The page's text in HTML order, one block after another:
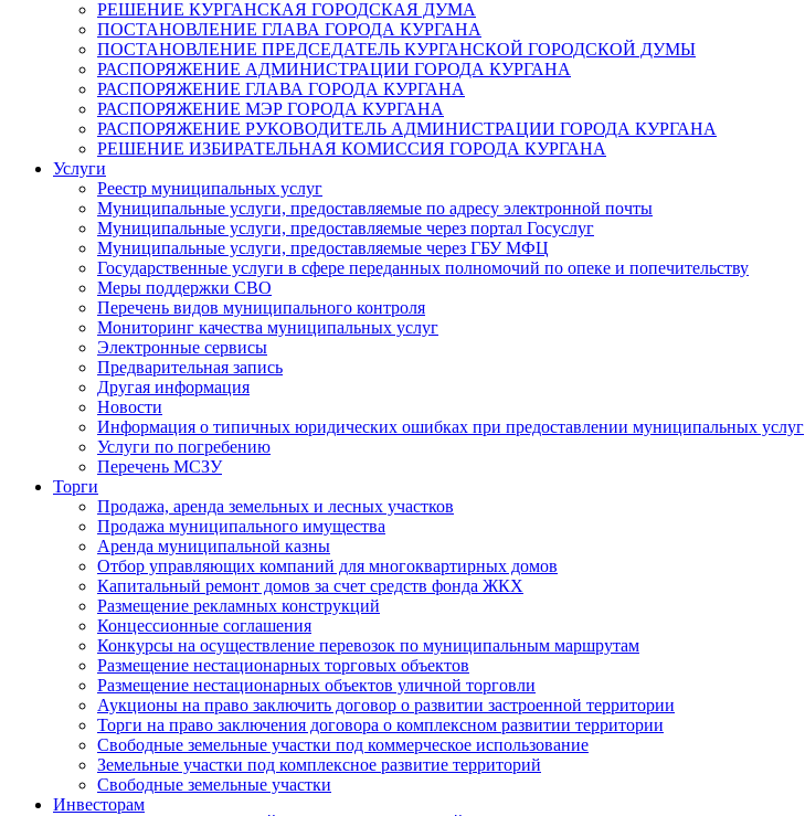
РЕШЕНИЕ КУРГАНСКАЯ ГОРОДСКАЯ ДУМА
ПОСТАНОВЛЕНИЕ ГЛАВА ГОРОДА КУРГАНА
ПОСТАНОВЛЕНИЕ ПРЕДСЕДАТЕЛЬ КУРГАНСКОЙ ГОРОДСКОЙ ДУМЫ
РАСПОРЯЖЕНИЕ АДМИНИСТРАЦИИ ГОРОДА КУРГАНА
РАСПОРЯЖЕНИЕ ГЛАВА ГОРОДА КУРГАНА
РАСПОРЯЖЕНИЕ МЭР ГОРОДА КУРГАНА
РАСПОРЯЖЕНИЕ РУКОВОДИТЕЛЬ АДМИНИСТРАЦИИ ГОРОДА КУРГАНА
РЕШЕНИЕ ИЗБИРАТЕЛЬНАЯ КОМИССИЯ ГОРОДА КУРГАНА
Услуги
Реестр муниципальных услуг
Муниципальные услуги, предоставляемые по адресу электронной почты
Муниципальные услуги, предоставляемые через портал Госуслуг
Муниципальные услуги, предоставляемые через ГБУ МФЦ
Государственные услуги в сфере переданных полномочий по опеке и попечительству
Меры поддержки СВО
Перечень видов муниципального контроля
Мониторинг качества муниципальных услуг
Электронные сервисы
Предварительная запись
Другая информация
Новости
Информация о типичных юридических ошибках при предоставлении муниципальных услуг
Услуги по погребению
Перечень МСЗУ
Торги
Продажа, аренда земельных и лесных участков
Продажа муниципального имущества
Аренда муниципальной казны
Отбор управляющих компаний для многоквартирных домов
Капитальный ремонт домов за счет средств фонда ЖКХ
Размещение рекламных конструкций
Концессионные соглашения
Конкурсы на осуществление перевозок по муниципальным маршрутам
Размещение нестационарных торговых объектов
Размещение нестационарных объектов уличной торговли
Аукционы на право заключить договор о развитии застроенной территории
Торги на право заключения договора о комплексном развитии территории
Свободные земельные участки под коммерческое использование
Земельные участки под комплексное развитие территорий
Свободные земельные участки
Инвесторам